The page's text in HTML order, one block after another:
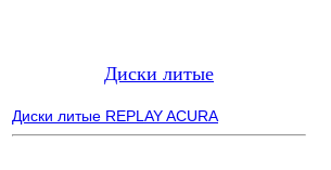
Диски литые
Диски литые REPLAY ACURA